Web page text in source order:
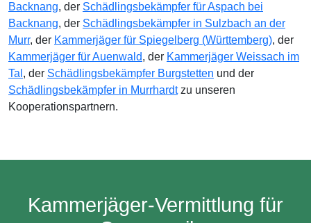
Backnang, der Schädlingsbekämpfer für Aspach bei
Backnang, der Schädlingsbekämpfer in Sulzbach an der
Murr, der Kammerjäger für Spiegelberg (Württemberg), der
Kammerjäger für Auenwald, der Kammerjäger Weissach im
Tal , der Schädlingsbekämpfer Burgstetten und der
Schädlingsbekämpfer in Murrhardtzu unseren
Kooperationspartnern.
Kammerjäger-Vermittlung für